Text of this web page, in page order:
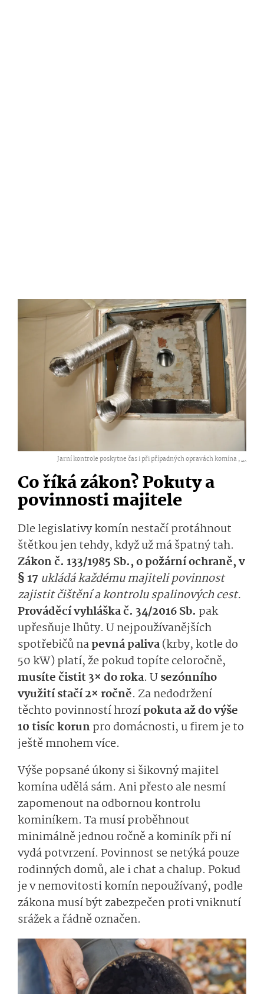
Jarní kontrole poskytne čas i při případných opravách komína ,...
Co říká zákon? Pokuty a
povinnosti majitele
Dle legislativy komín nestačí protáhnout
štětkou jen tehdy, když už má špatný tah.
Zákon č. 133/1985 Sb., o požární ochraně, v
§ 17 ukládá každému majiteli povinnost
zajistit čištění a kontrolu spalinových cest.
Prováděcí vyhláška č. 34/2016 Sb. pak
upřesňuje lhůty. U nejpoužívanějších
spotřebičů napevná paliva(krby, kotle do
50 kW) platí, že pokud topíte celoročně,
musíte čistit 3× do roka. Usezónního
využití stačí 2× ročně. Za nedodržení
těchto povinností hrozípokuta až do výše
10 tisíc korunpro domácnosti, u firem je to
ještě mnohem více.
Výše popsané úkony si šikovný majitel
komína udělá sám. Ani přesto ale nesmí
zapomenout na odbornou kontrolu
kominíkem. Ta musí proběhnout
minimálně jednou ročně a kominík při ní
vydá potvrzení. Povinnost se netýká pouze
rodinných domů, ale i chat a chalup. Pokud
je v nemovitosti komín nepoužívaný, podle
zákona musí být zabezpečen proti vniknutí
srážek a řádně označen.